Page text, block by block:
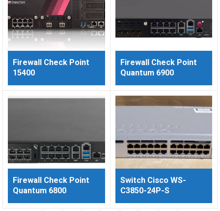
Firewall Check Point
15400
Firewall Check Point
Quantum 6900
Firewall Check Point
Quantum 6800
Switch Cisco WS-
C3850-24P-S